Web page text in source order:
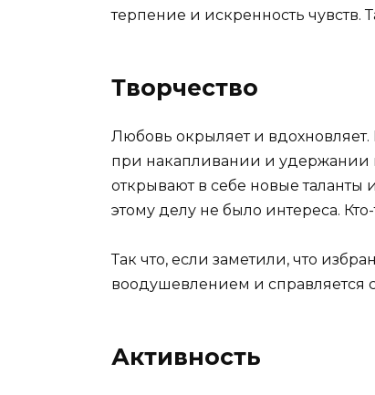
терпение и искренность чувств.
Творчество
Любовь окрыляет и вдохновляет.
при накапливании и удержании
открывают в себе новые таланты
этому делу не было интереса.
Так что, если заметили, что
воодушевлением и справляется
Активность